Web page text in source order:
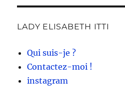
LADY ELISABETH ITTI
Qui suis-je ?
Contactez-moi !
instagram